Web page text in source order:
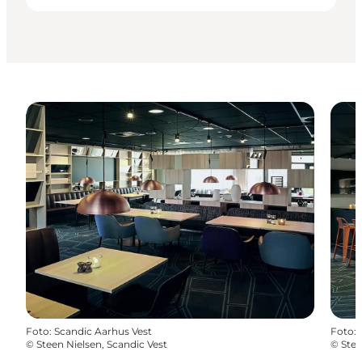
Foto: Scandic Aarhus Vest
© Steen Nielsen, Scandic Vest
Foto:
©